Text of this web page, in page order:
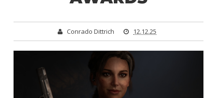
Conrado Dittrich 12.12.25